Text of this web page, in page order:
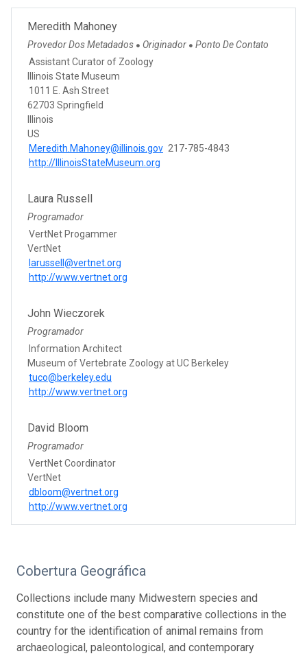
Meredith Mahoney
Provedor Dos Metadados ● Originador ● Ponto De Contato
Assistant Curator of Zoology
Illinois State Museum
1011 E. Ash Street
62703 Springfield
Illinois
US
Meredith.Mahoney@illinois.gov 217-785-4843
http://IllinoisStateMuseum.org
Laura Russell
Programador
VertNet Progammer
VertNet
larussell@vertnet.org
http://www.vertnet.org
John Wieczorek
Programador
Information Architect
Museum of Vertebrate Zoology at UC Berkeley
tuco@berkeley.edu
http://www.vertnet.org
David Bloom
Programador
VertNet Coordinator
VertNet
dbloom@vertnet.org
http://www.vertnet.org
Cobertura Geográfica
Collections include many Midwestern species and
constitute one of the best comparative collections in the
country for the identification of animal remains from
archaeological, paleontological, and contemporary